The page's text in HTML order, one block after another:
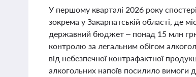
У першому кварталі 2026 року
зокрема у Закарпатській області, де
державний бюджет – понад 15 млн грн
контролю за легальним обігом
від небезпечної контрафактної
алкогольних напоїв посилило вимоги